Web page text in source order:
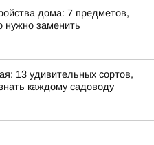
дома: 7 предметов,
нужно заменить
13 удивительных сортов,
каждому садоводу